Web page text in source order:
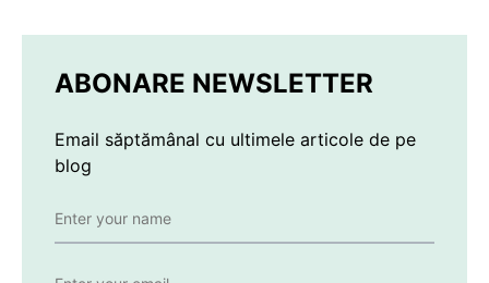
ABONARE NEWSLETTER
Email săptămânal cu ultimele articole de pe
blog